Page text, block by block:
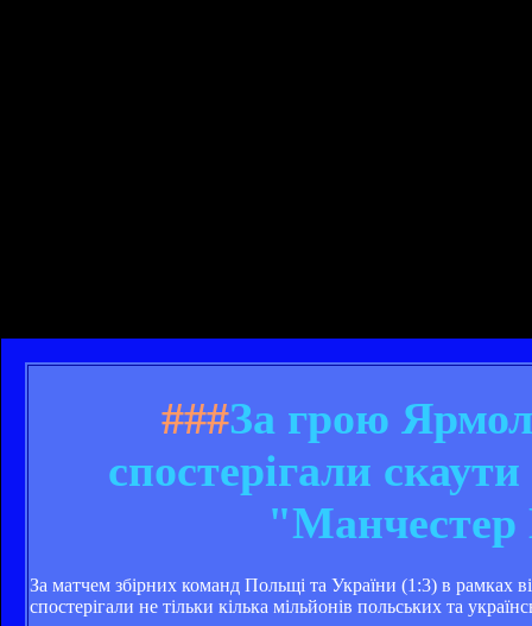
###За грою
спостерігали
За матчем збірних команд Польщі та України (1:3) в рамках
спостерігали не тільки кілька мільйонів польських та